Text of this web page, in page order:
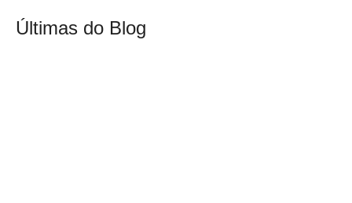
Últimas do Blog